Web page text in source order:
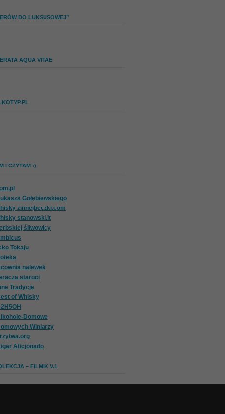
DO LUKSUSOWEJ”
AQUA VITAE
I CZYTAM :)
Gołębiewskiego
zinnejbeczki.com
stanowski.it
śliwowicy
Tokaju
nalewek
staroci
Tradycje
of Whisky
Domowe
Winiarzy
Aficjonado
– FILMIK V.1